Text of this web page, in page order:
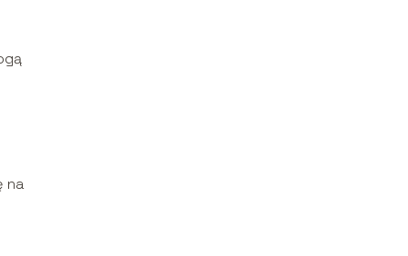
na